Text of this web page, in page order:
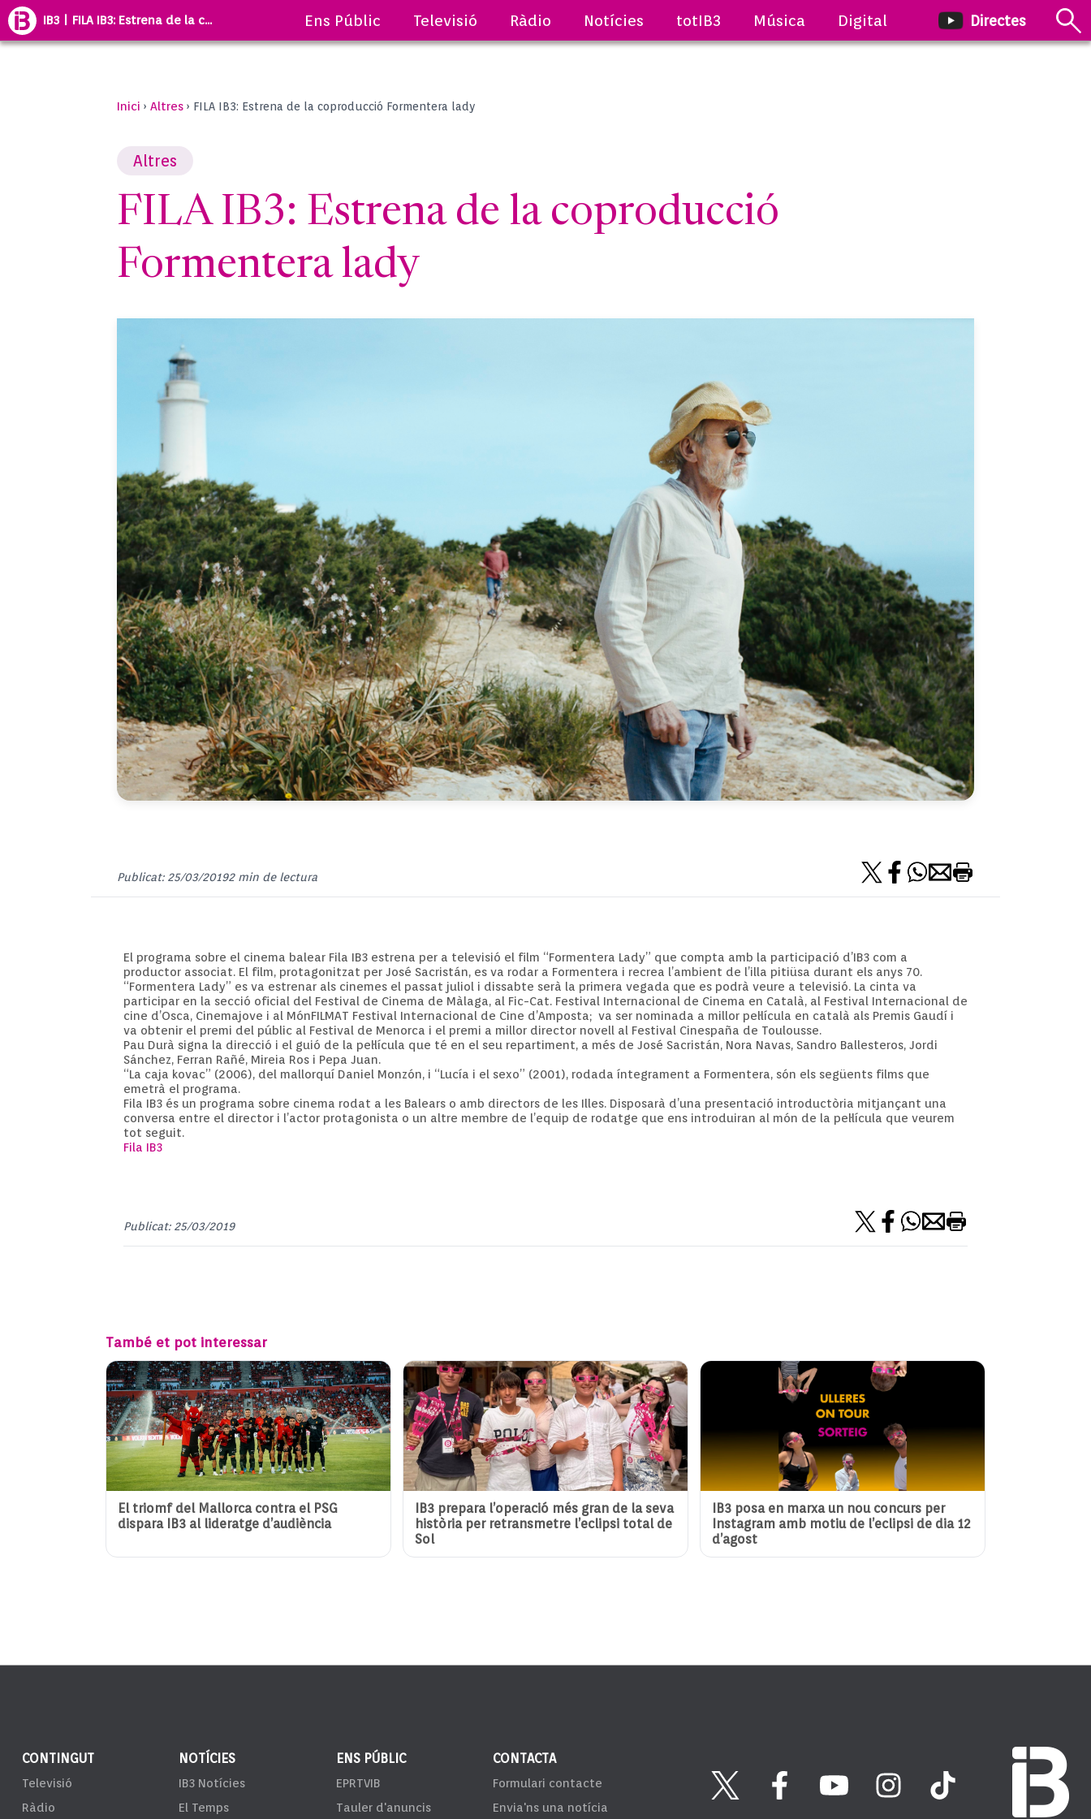
IB3 | FILA IB3: Estrena de la c... Ens Públic Televisió Ràdio Notícies totIB3 Música Digital Directes
Inici › Altres › FILA IB3: Estrena de la coproducció Formentera lady
Altres
FILA IB3: Estrena de la coproducció
Formentera lady
Publicat: 25/03/20192 min de lectura
El programa sobre el cinema balear Fila IB3 estrena per a televisió el film “Formentera Lady” que compta amb la participació d’IB3 com a
productor associat. El film, protagonitzat per José Sacristán, es va rodar a Formentera i recrea l’ambient de l’illa pitiüsa durant els anys 70.
“Formentera Lady” es va estrenar als cinemes el passat juliol i dissabte serà la primera vegada que es podrà veure a televisió. La cinta va
participar en la secció oficial del Festival de Cinema de Màlaga, al Fic-Cat. Festival Internacional de Cinema en Català, al Festival Internacional de
cine d’Osca, Cinemajove i al MónFILMAT Festival Internacional de Cine d’Amposta; va ser nominada a millor pel·lícula en català als Premis Gaudí i
va obtenir el premi del públic al Festival de Menorca i el premi a millor director novell al Festival Cinespaña de Toulousse.
Pau Durà signa la direcció i el guió de la pel·lícula que té en el seu repartiment, a més de José Sacristán, Nora Navas, Sandro Ballesteros, Jordi
Sánchez, Ferran Rañé, Mireia Ros i Pepa Juan.
“La caja kovac” (2006), del mallorquí Daniel Monzón, i “Lucía i el sexo” (2001), rodada íntegrament a Formentera, són els següents films que
emetrà el programa.
Fila IB3 és un programa sobre cinema rodat a les Balears o amb directors de les Illes. Disposarà d’una presentació introductòria mitjançant una
conversa entre el director i l’actor protagonista o un altre membre de l’equip de rodatge que ens introduiran al món de la pel·lícula que veurem
tot seguit.
Fila IB3
Publicat: 25/03/2019
També et pot interessar
El triomf del Mallorca contra el PSG
dispara IB3 al lideratge d’audiència
IB3 prepara l’operació més gran de la seva
història per retransmetre l’eclipsi total de
Sol
IB3 posa en marxa un nou concurs per
Instagram amb motiu de l’eclipsi de dia 12
d’agost
CONTINGUT
Televisió
Ràdio
NOTÍCIES
IB3 Notícies
El Temps
ENS PÚBLIC
EPRTVIB
Tauler d'anuncis
CONTACTA
Formulari contacte
Envia'ns una notícia